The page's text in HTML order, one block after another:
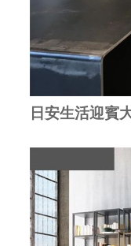
日安生活迎賓